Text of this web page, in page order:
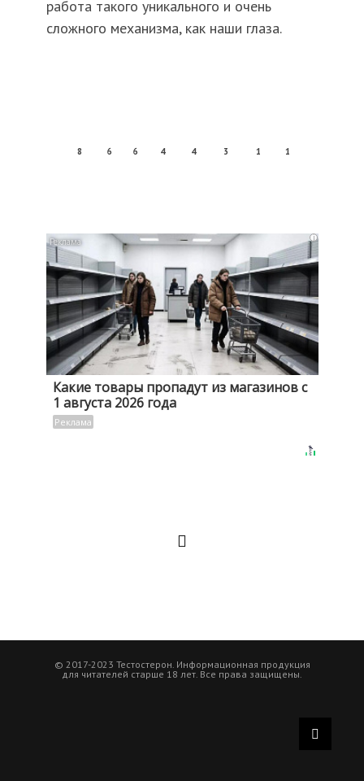
работа такого уникального и очень
сложного механизма, как наши глаза.
8 6 6 4 4 3 1 1
i
Какие товары пропадут из магазинов с
1 августа 2026 года
© 2017-2023 Тестостерон. Информационная продукция
для читателей старше 18 лет. Все права защищены.